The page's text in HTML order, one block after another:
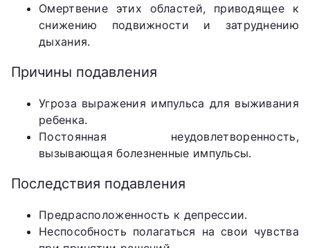
Омертвение этих областей, приводящее к
снижению подвижности и затруднению
дыхания.
Причины подавления
Угроза выражения импульса для выживания
ребенка.
Постоянная неудовлетворенность,
вызывающая болезненные импульсы.
Последствия подавления
Предрасположенность к депрессии.
Неспособность полагаться на свои чувства